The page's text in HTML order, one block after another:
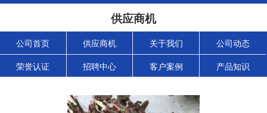
供应商机
公司首页 供应商机 关于我们 公司动态
荣誉认证 招聘中心 客户案例 产品知识